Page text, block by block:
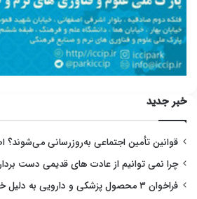
خبر جدید
قوانین تأمین اجتماعی به‌روزرسانی می‌شوند؟
چرا نمی توانیم از عادت های قدیمی دست
فراخوان ۳ محصول پزشکی و دارویی به دلیل خطرهای کیفی و ایمنی